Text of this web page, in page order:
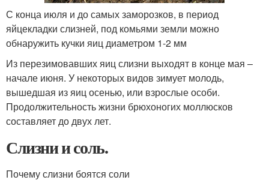
С конца июля и до самых заморозков, в период
яйцекладки слизней, под комьями земли можно
обнаружить кучки яиц диаметром 1-2 мм
Из перезимовавших яиц слизни выходят в конце мая –
начале июня. У некоторых видов зимует молодь,
вышедшая из яиц осенью, или взрослые особи.
Продолжительность жизни брюхоногих моллюсков
составляет до двух лет.
Слизни и соль.
Почему слизни боятся соли